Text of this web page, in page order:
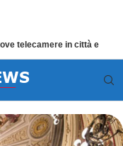
telecamere in città e